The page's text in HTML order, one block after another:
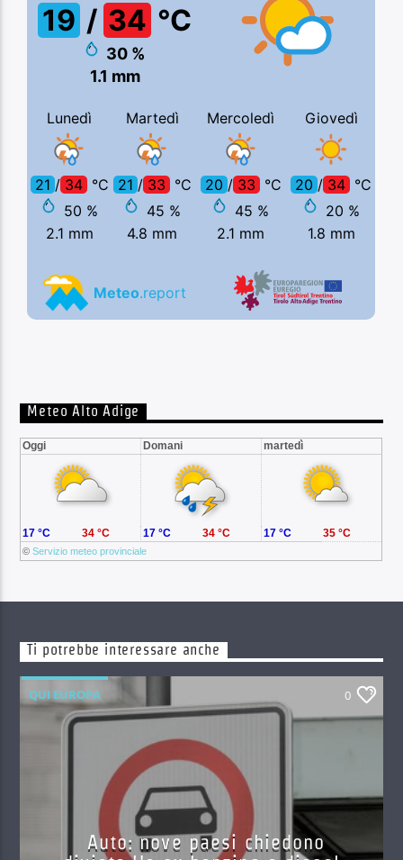
Meteo Alto Adige
Oggi Domani martedì
©Servizio meteo provinciale
17 °C 34 °C 17 °C 34 °C 17 °C 35 °C
Ti potrebbe interessare anche
QUI EUROPA 0
Auto: nove paesi chiedono